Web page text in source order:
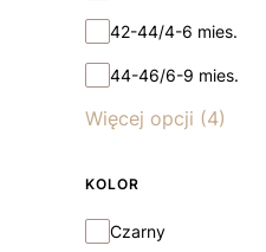
42-44/4-6 mies.
44-46/6-9 mies.
Więcej opcji (4)
KOLOR
KolorCzarny